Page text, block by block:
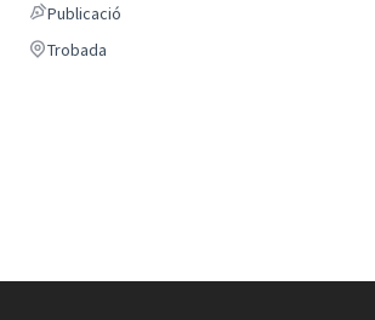
Publicació
Publicació
Trobada
Trobada